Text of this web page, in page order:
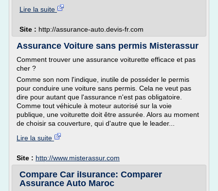
Lire la suite
Site : http://assurance-auto.devis-fr.com
Assurance Voiture sans permis Misterassur
Comment trouver une assurance voiturette efficace et pas
cher ?
Comme son nom l'indique, inutile de posséder le permis
pour conduire une voiture sans permis. Cela ne veut pas
dire pour autant que l'assurance n'est pas obligatoire.
Comme tout véhicule à moteur autorisé sur la voie
publique, une voiturette doit être assurée. Alors au moment
de choisir sa couverture, qui d'autre que le leader...
Lire la suite
Site : http://www.misterassur.com
Compare Car iIsurance: Comparer
Assurance Auto Maroc